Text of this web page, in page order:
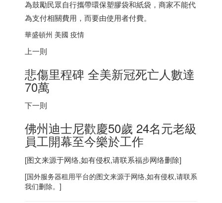
為鼓勵民眾自行攜帶環保塑膠袋和紙袋，商家不能代
為支付相關費用，而要由使用者付費。
華盛頓州 美國 疫情
上一則
悲傷里程碑 全美新冠死亡人數達
70萬
下一則
佛州迪士尼歡慶50歲 24名元老級
員工開幕至今樂於工作
[图文来源于网络,如有侵权,请联系福步网络删除]
[国外服务器租用平台的图文来源于网络,如有侵权,请联系
我们删除。]